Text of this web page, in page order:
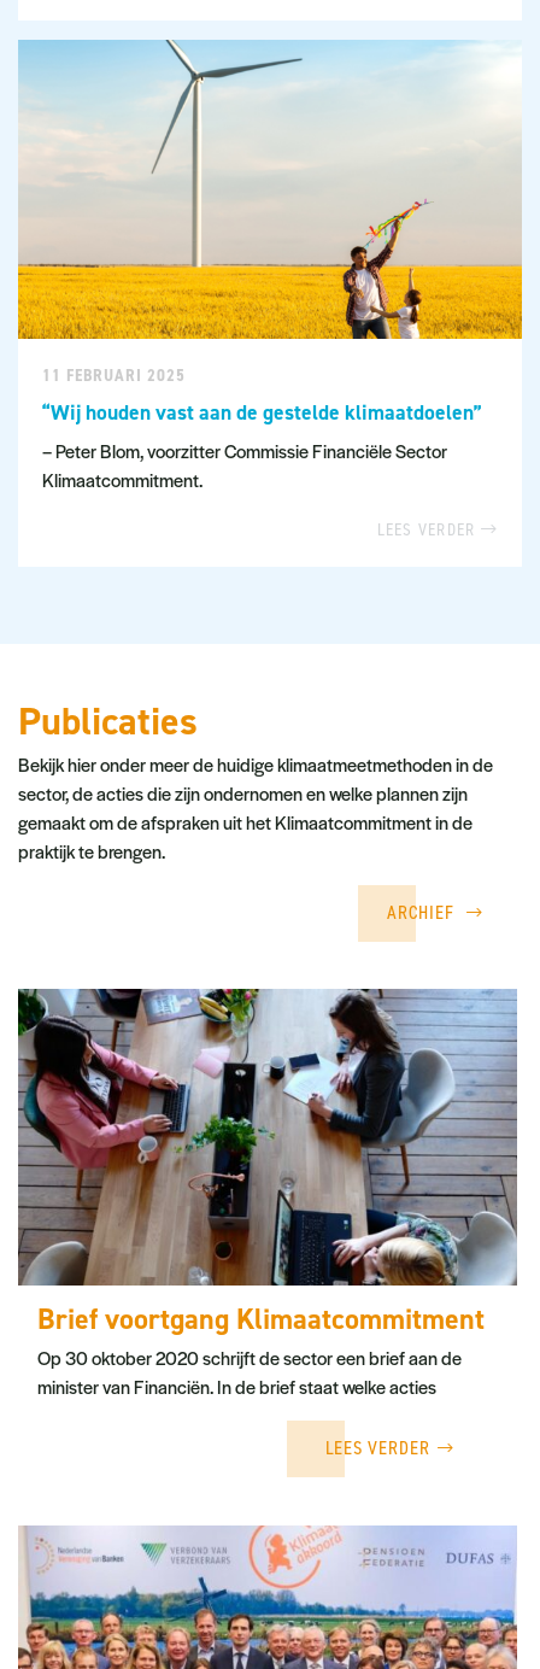
11 FEBRUARI 2025
“Wij houden vast aan de gestelde klimaatdoelen”
– Peter Blom, voorzitter Commissie Financiële Sector
Klimaatcommitment.
LEES VERDER
Publicaties
Bekijk hier onder meer de huidige klimaatmeetmethoden in de
sector, de acties die zijn ondernomen en welke plannen zijn
gemaakt om de afspraken uit het Klimaatcommitment in de
praktijk te brengen.
ARCHIEF
Brief voortgang Klimaatcommitment
Op 30 oktober 2020 schrijft de sector een brief aan de
minister van Financiën. In de brief staat welke acties
LEES VERDER